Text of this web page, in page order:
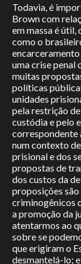
Todavia, é
Brown com
em massa é
como o
uma crise penal
muitas
políticas
unidades
pela restrição
custódia e pelo
correspondente
num contexto
prisional e dos
propostas de
dos custos da
proposições
criminogênicos
a promoção da
atentarmos ao
sobre se
que erigiram o
desmantelá-lo;